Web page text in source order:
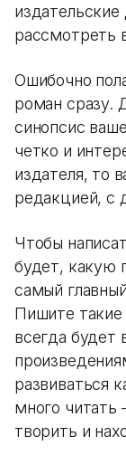
рассмотреть
Ошибочно
роман сразу.
синопсис
четко и
издателя, то
редакцией, с
Чтобы
будет, какую
самый
Пишите такие
всегда будет
развиваться
много
творить и